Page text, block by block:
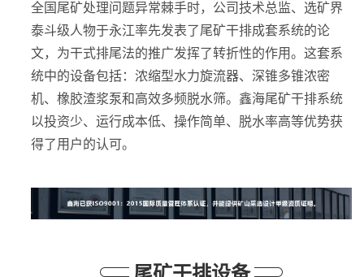
全国尾矿处理问题异常棘手时，公司技术总监、选矿界
泰斗级人物于永江率先发表了尾矿干排成套系统的论
文，为干式排尾法的推广发挥了转折性的作用。这套系
统中的设备包括：浓缩型水力旋流器、深锥多锥浓密
机、橡胶渣浆泵和高效多频脱水筛。鑫海尾矿干排系统
以投资少、运行成本低、操作简单、脱水率高等优势获
得了用户的认可。